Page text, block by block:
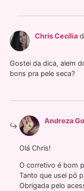
Chris Cecília
Gostei da dica, alem
bons pra pele seca?
Andreza
Olá Chris!
O corretivo é bom
Tanto que usei pó
Obrigada pelo